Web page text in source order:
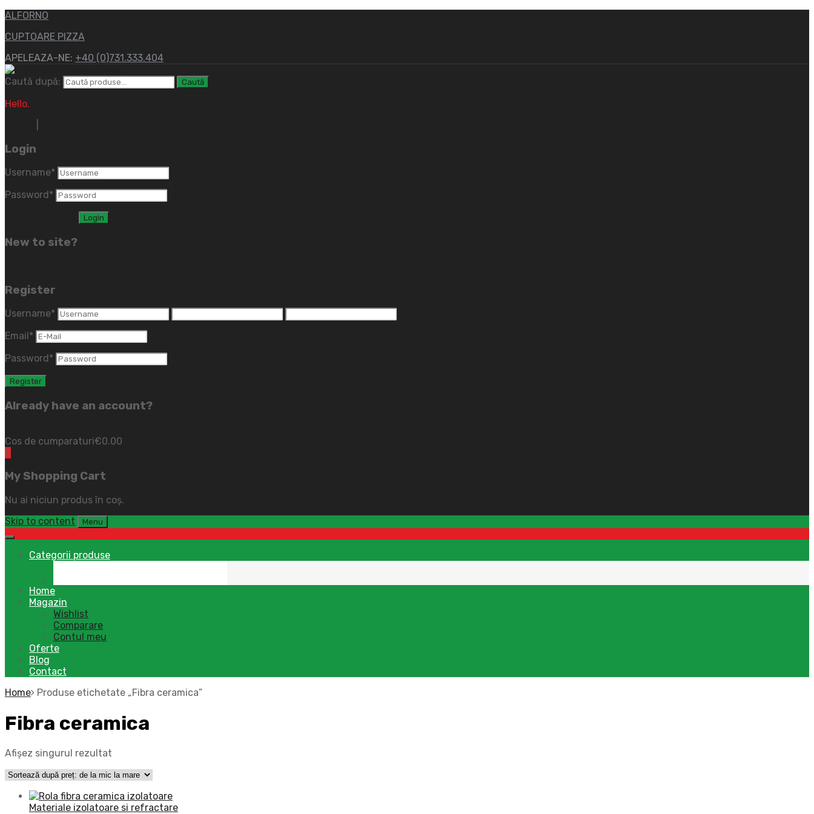
ALFORNO
CUPTOARE PIZZA
APELEAZA-NE: +40 (0)731.333.404
Caută după: Caută
Hello.
Login
Username*
Password *
New to site?
Register
Username*
Email *
Password *
Already have an account?
Cos de cumparaturi€0.00
0
My Shopping Cart
Nu ai niciun produs în coș.
Skip to content
Menu
Categorii produse
Home
Magazin
Wishlist
Comparare
Contul meu
Oferte
Blog
Contact
Home
Produse etichetate „Fibra ceramica”
Fibra ceramica
Afișez singurul rezultat
Materiale izolatoare si refractare